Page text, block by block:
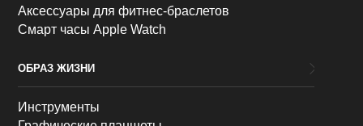
Аксессуары для фитнес-браслетов
Смарт часы Apple Watch
ОБРАЗ ЖИЗНИ
Инструменты